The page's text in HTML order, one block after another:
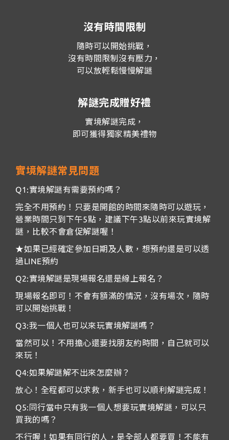
沒有時間限制
隨時可以開始挑戰，
沒有時間限制沒有壓力，
可以放輕鬆慢慢解謎
解謎完成贈好禮
實境解謎完成，
即可獲得獨家精美禮物
實境解謎常見問題
Q1:實境解謎有需要預約嗎？
完全不用預約！只要是開館的時間來隨時可以遊玩，
營業時間只到下午5點，建議下午3點以前來玩實境解
謎，比較不會倉促解謎喔！
★如果已經確定參加日期及人數，想預約還是可以透
過LINE預約
Q2:實境解謎是現場報名還是線上報名？
現場報名即可！不會有額滿的情況，沒有場次，隨時
可以開始挑戰！
Q3:我一個人也可以來玩實境解謎嗎？
當然可以！不用擔心還要找朋友約時間，自己就可以
來玩！
Q4:如果解謎解不出來怎麼辦？
放心！全程都可以求救，新手也可以順利解謎完成！
Q5:同行當中只有我一個人想要玩實境解謎，可以只
買我的嗎？
不行喔！如果有同行的人，是全部人都要買！不能有